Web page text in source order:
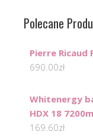
Polecane
Pierre Ricaud
690.00zł
Whitenergy
HDX 18
169.60zł